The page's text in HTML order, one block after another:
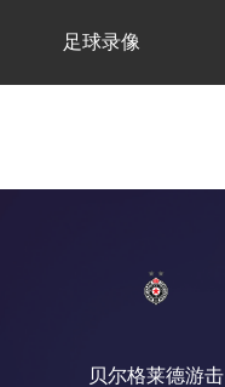
足球录像
贝尔格莱德游击